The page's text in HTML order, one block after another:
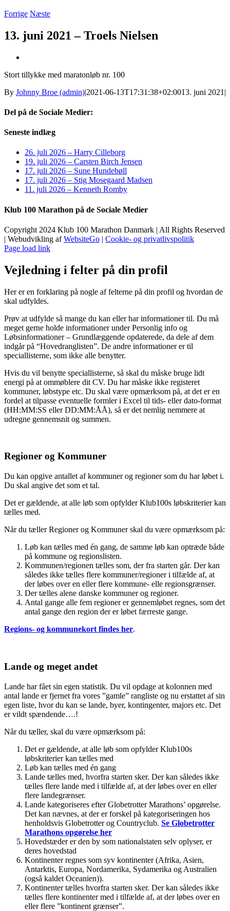
Forrige Næste
13. juni 2021 – Troels Nielsen
billede
Stort tillykke med maratonløb nr. 100
By Johnny Broe (admin)|2021-06-13T17:31:38+02:0013. juni 2021 |
Del på de Sociale Medier:
Facebook
X
LinkedIn
Pinterest
E-
Seneste indlæg
26. juli 2026 – Harry Cilleborg
19. juli 2026 – Carsten Birch Jensen
17. juli 2026 – Sune Hundebøll
17. juli 2026 – Stig Mosegaard Madsen
11. juli 2026 – Kenneth Romby
Klub 100 Marathon på de Sociale Medier
Copyright 2024 Klub 100 Marathon Danmark | All Rights Reserved
| Webudvikling afWebsiteGo | Cookie- og privatlivspolitik
Page load link
Vejledning i felter på din profil
Her er en forklaring på nogle af felterne på din profil og hvordan de
skal udfyldes.
Prøv at udfylde så mange du kan eller har informationer til. Du må
meget gerne holde informationer under Personlig info og
Løbsinformationer – Grundlæggende opdaterede, da dele af dem
indgår på “Hovedranglisten”. De andre informationer er til
speciallisterne, som ikke alle benytter.
Hvis du vil benytte speciallisterne, så skal du måske bruge lidt
energi på at ommøblere dit CV. Du har måske ikke registeret
kommuner, løbstype etc. Du skal være opmærksom på, at det er en
fordel at tilpasse eventuelle formler i Excel til tids- eller dato-format
(HH:MM:SS eller DD:MM:ÅÅ), så er det nemlig nemmere at
udregne gennemsnit og summen.
Regioner og Kommuner
Du kan opgive antallet af kommuner og regioner som du har løbet i.
Du skal angive det som et tal.
Det er gældende, at alle løb som opfylder Klub100s løbskriterier kan
tælles med.
Når du tæller Regioner og Kommuner skal du være opmærksom på:
Løb kan tælles med én gang, de samme løb kan optræde både
på kommune og regionslisten.
Kommunen/regionen tælles som, der fra starten går. Der kan
således ikke tælles flere kommuner/regioner i tilfælde af, at
der løbes over en eller flere kommune- elle regionsgrænser.
Der tælles alene danske kommuner og regioner.
Antal gange alle fem regioner er gennemløbet regnes, som det
antal gange den region der er løbet færreste gange.
Regions- og kommunekort findes her.
Lande og meget andet
Lande har fået sin egen statistik. Du vil opdage at kolonnen med
antal lande er fjernet fra vores ”gamle” rangliste og nu erstattet af sin
egen liste, hvor du kan se lande, byer, kontingenter, majors etc. Det
er vildt spændende….!
Når du tæller, skal du være opmærksom på:
Det er gældende, at alle løb som opfylder Klub100s
løbskriterier kan tælles med
Løb kan tælles med én gang
Lande tælles med, hvorfra starten sker. Der kan således ikke
tælles flere lande med i tilfælde af, at der løbes over en eller
flere landegrænser.
Lande kategoriseres efter Globetrotter Marathons’ opgørelse.
Det kan nævnes, at der er forskel på kategoriseringen hos
henholdsvis Globetrotter og Countryclub. Se Globetrotter
Marathons opgørelse her
Hovedstæder er den by som nationalstaten selv oplyser, er
deres hovedstad
Kontinenter regnes som syv kontinenter (Afrika, Asien,
Antarktis, Europa, Nordamerika, Sydamerika og Australien
(også kaldet Oceanien)).
Kontinenter tælles hvorfra starten sker. Der kan således ikke
tælles flere kontinenter med i tilfælde af, at der løbes over en
eller flere ”kontinent grænser”.